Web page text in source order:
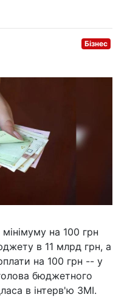
Бізнес
на 100 грн
в 11 млрд грн, а
на 100 грн -- у
бюджетного
в інтерв'ю ЗМІ.